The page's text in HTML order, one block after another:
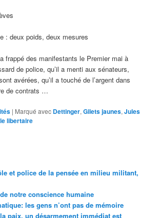
: deux poids, deux mesures
frappé des manifestants le Premier mai à
de police, qu’il a menti aux sénateurs,
avérées, qu’il a touché de l’argent dans
de contrats …
| Marqué avec Dettinger,Gilets jaunes,Jules
le libertaire
et police de la pensée en milieu militant,
notre conscience humaine
les gens n’ont pas de mémoire
paix, un désarmement immédiat est